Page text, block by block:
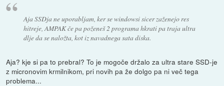
Aja SSDja ne uporabljam, ker se windowsi sicer zaženejo res
hitreje, AMPAK če pa poženeš 2 programa hkrati pa traja ultra
dlje da se naložta, kot iz navadnega sata diska.
Aja? kje si pa to prebral? To je mogoče držalo za ultra stare SSD-je
z micronovim krmilnikom, pri novih pa že dolgo pa ni več tega
problema...